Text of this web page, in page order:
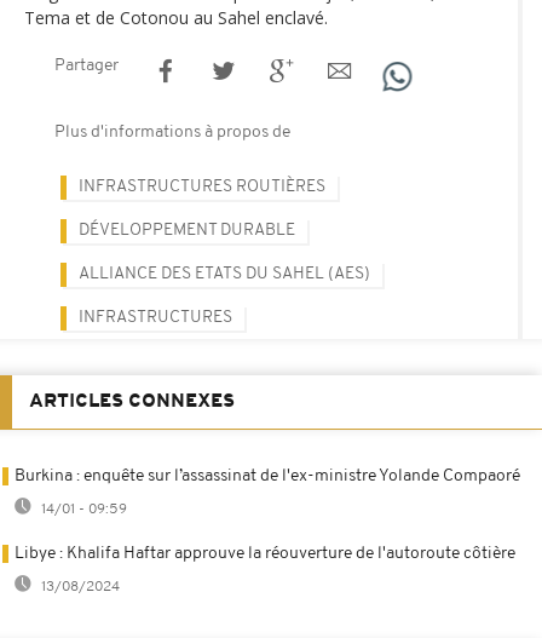
Tema et de Cotonou au Sahel enclavé.
Partager
Plus d'informations à propos de
INFRASTRUCTURES ROUTIÈRES
DÉVELOPPEMENT DURABLE
ALLIANCE DES ETATS DU SAHEL (AES)
INFRASTRUCTURES
ARTICLES CONNEXES
Burkina : enquête sur l’assassinat de l'ex-ministre Yolande Compaoré
14/01 - 09:59
Libye : Khalifa Haftar approuve la réouverture de l'autoroute côtière
13/08/2024